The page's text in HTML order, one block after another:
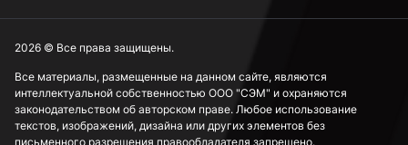
Все материалы, размещенные на данном сайте, являются
интеллектуальной собственностью ООО "СЭМ" и охраняются
законодательством об авторском праве. Любое использование
текстов, изображений, дизайна или других элементов без
письменного разрешения правообладателя запрещено.
2026 © Все права защищены.